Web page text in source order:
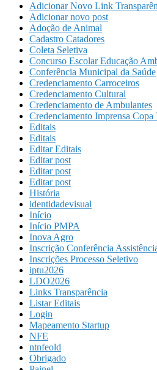
Adicionar Novo Link
Adicionar novo post
Adoção de Animal
Cadastro Catadores
Coleta Seletiva
Concurso Escolar Educação
Conferência Municipal da Saúde
Credenciamento Carroceiros
Credenciamento Cultural
Credenciamento de Ambulantes
Credenciamento Imprensa Copa
Editais
Editais
Editar Editais
Editar post
Editar post
Editar post
História
identidadevisual
Início
Início PMPA
Inova Agro
Inscrição Conferência
Inscrições Processo Seletivo
iptu2026
LDO2026
Links Transparência
Listar Editais
Login
Mapeamento Startup
NFE
ntnfeold
Obrigado